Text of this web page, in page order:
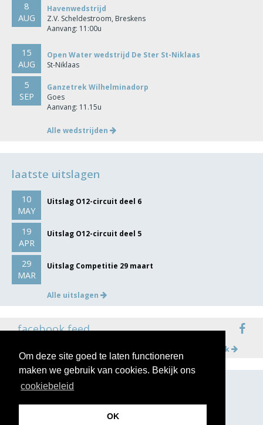
Om deze site goed te laten functioneren
maken we gebruik van cookies. Bekijk ons
cookiebeleid
OK
8
AUG
Havenwedstrijd
Z.V. Scheldestroom, Breskens
Aanvang: 11:00u
15
AUG
Open Water wedstrijd De Ster St-Niklaas
St-Niklaas
5
SEP
Ganzetrek Wilhelminadorp
Goes
Aanvang: 11.15u
Alle wedstrijden
laatste uitslagen
10
MAY
Uitslag O12-circuit deel 6
19
APR
Uitslag O12-circuit deel 5
29
MAR
Uitslag Competitie 29 maart
Alle uitslagen
facebook feed
Meer op facebook
volg ons op